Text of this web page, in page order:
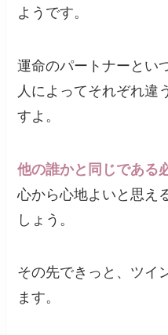
ようです。
運命のパートナーとい
人によってそれぞれ違
すよ。
他の誰かと同じである
心から心地よいと思え
しょう。
その先できっと、ツイ
ます。